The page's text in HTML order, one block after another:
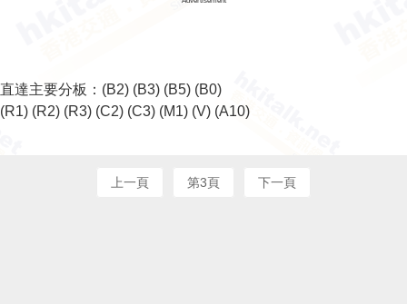
直達主要分板： (B2) (B3) (B5) (B0)
(R1) (R2) (R3) (C2) (C3) (M1) (V) (A10)
上一頁 第3頁 下一頁